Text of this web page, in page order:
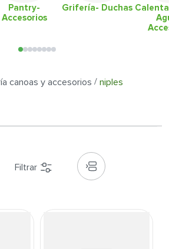
Pantry-
Accesorios
Grifería- Duchas
canoas y accesorios niples
inodoro
8.
10. puerta